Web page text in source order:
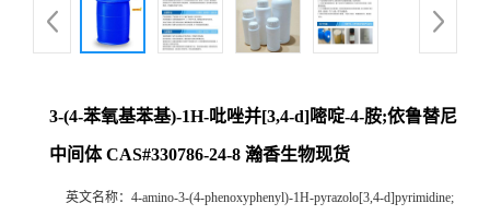
3-(4-苯氧基苯基)-1H-吡唑并[3,4-d]嘧啶-4-胺;依鲁替尼
中间体 CAS#330786-24-8 瀚香生物现货
英文名称： 4-amino-3-(4-phenoxyphenyl)-1H-pyrazolo[3,4-d]pyrimidine;